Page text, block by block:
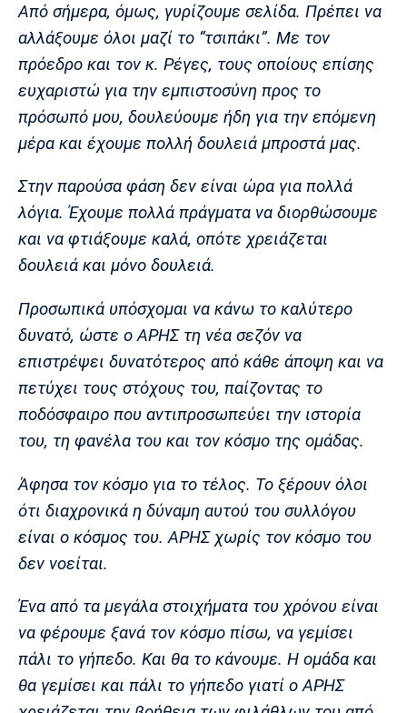
Από σήμερα, όμως, γυρίζουμε σελίδα. Πρέπει να
αλλάξουμε όλοι μαζί το “τσιπάκι”. Με τον
πρόεδρο και τον κ. Ρέγες, τους οποίους επίσης
ευχαριστώ για την εμπιστοσύνη προς το
πρόσωπό μου, δουλεύουμε ήδη για την επόμενη
μέρα και έχουμε πολλή δουλειά μπροστά μας.
Στην παρούσα φάση δεν είναι ώρα για πολλά
λόγια. Έχουμε πολλά πράγματα να διορθώσουμε
και να φτιάξουμε καλά, οπότε χρειάζεται
δουλειά και μόνο δουλειά.
Προσωπικά υπόσχομαι να κάνω το καλύτερο
δυνατό, ώστε ο ΑΡΗΣ τη νέα σεζόν να
επιστρέψει δυνατότερος από κάθε άποψη και να
πετύχει τους στόχους του, παίζοντας το
ποδόσφαιρο που αντιπροσωπεύει την ιστορία
του, τη φανέλα του και τον κόσμο της ομάδας.
Άφησα τον κόσμο για το τέλος. Το ξέρουν όλοι
ότι διαχρονικά η δύναμη αυτού του συλλόγου
είναι ο κόσμος του. ΑΡΗΣ χωρίς τον κόσμο του
δεν νοείται.
Ένα από τα μεγάλα στοιχήματα του χρόνου είναι
να φέρουμε ξανά τον κόσμο πίσω, να γεμίσει
πάλι το γήπεδο. Και θα το κάνουμε. Η ομάδα και
θα γεμίσει και πάλι το γήπεδο γιατί ο ΑΡΗΣ